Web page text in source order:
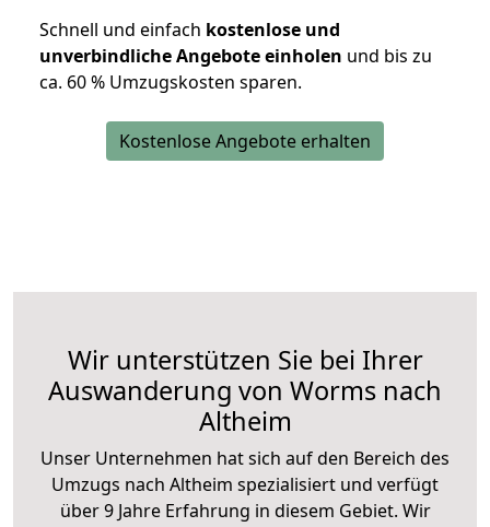
Schnell und einfach kostenlose und
unverbindliche Angebote einholen und bis zu
ca. 60 % Umzugskosten sparen.
Kostenlose Angebote erhalten
Wir unterstützen Sie bei Ihrer
Auswanderung von Worms nach
Altheim
Unser Unternehmen hat sich auf den Bereich des
Umzugs nach Altheim spezialisiert und verfügt
über 9 Jahre Erfahrung in diesem Gebiet. Wir